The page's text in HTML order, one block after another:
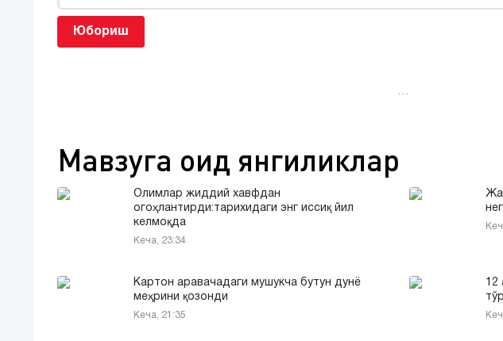
Юбориш
…
Мавзуга оид янгиликлар
Oлимлар жиддий хавфдан
огоҳлантирди:тарихидаги энг иссиқ йил
келмоқда
Кеча, 23:34
Картон аравачадаги мушукча бутун дунё
меҳрини қозонди
Кеча, 21:35
12